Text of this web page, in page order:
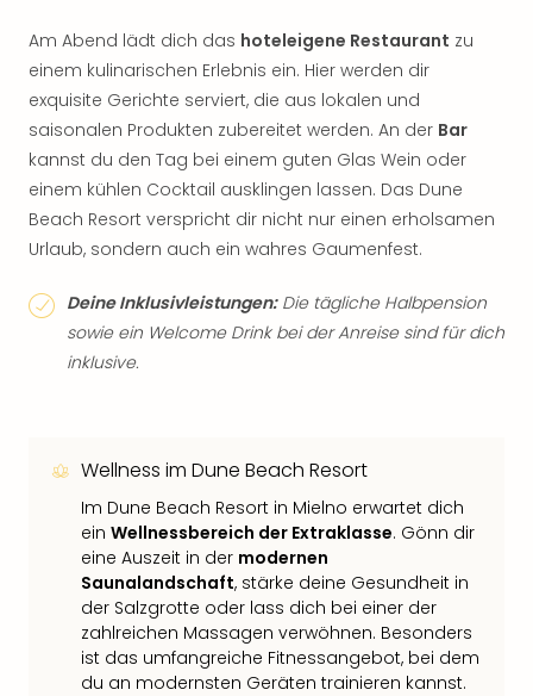
Am Abend lädt dich das hoteleigene Restaurant zu
einem kulinarischen Erlebnis ein. Hier werden dir
exquisite Gerichte serviert, die aus lokalen und
saisonalen Produkten zubereitet werden. An der Bar
kannst du den Tag bei einem guten Glas Wein oder
einem kühlen Cocktail ausklingen lassen. Das Dune
Beach Resort verspricht dir nicht nur einen erholsamen
Urlaub, sondern auch ein wahres Gaumenfest.
Deine Inklusivleistungen:Die tägliche Halbpension
sowie ein Welcome Drink bei der Anreise sind für dich
inklusive.
Wellness im Dune Beach Resort
Im Dune Beach Resort in Mielno erwartet dich
ein Wellnessbereich der Extraklasse. Gönn dir
eine Auszeit in der modernen
Saunalandschaft, stärke deine Gesundheit in
der Salzgrotte oder lass dich bei einer der
zahlreichen Massagen verwöhnen. Besonders
ist das umfangreiche Fitnessangebot, bei dem
du an modernsten Geräten trainieren kannst.